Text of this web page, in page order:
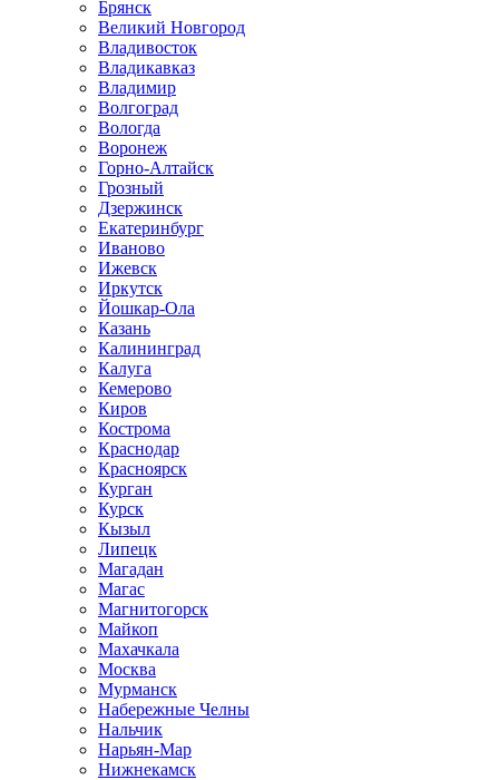
Брянск
Великий Новгород
Владивосток
Владикавказ
Владимир
Волгоград
Вологда
Воронеж
Горно-Алтайск
Грозный
Дзержинск
Екатеринбург
Иваново
Ижевск
Иркутск
Йошкар-Ола
Казань
Калининград
Калуга
Кемерово
Киров
Кострома
Краснодар
Красноярск
Курган
Курск
Кызыл
Липецк
Магадан
Магас
Магнитогорск
Майкоп
Махачкала
Москва
Мурманск
Набережные Челны
Нальчик
Нарьян-Мар
Нижнекамск